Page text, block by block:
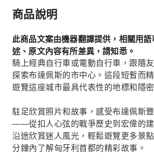
商品說明
此商品文案由機器翻譯提供，相關用
述、原文內容有所差異，請知悉。
騎上經典自行車或電動自行車，跟隨
探索布達佩斯的市中心。這段短暫而
遊覽這座城市最具代表性的地標和隱
駐足欣賞照片和故事，感受布達佩斯
——從扣人心弦的戰爭歷史到宏偉的建
沿途欣賞迷人風光，輕鬆遊覽更多景
分鐘內了解匈牙利首都的精彩故事。